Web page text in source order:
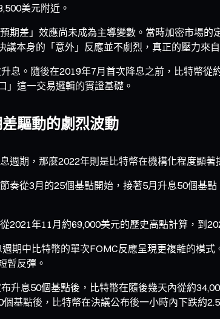
美元附近。
期差」效應尚未成為主導變數。當時加密市場
議本身的「意外」反應並不劇烈，真正的壓力來
息。隨後在2019年7月首次降息之前，比特幣
」這一交易邏輯的實證基礎。
驅動的劇烈波動
週期，那麼2022年則是比特幣在機構化程度顯
奏從3月的25個基點開始，接著5月升息50個基
2021年11月約69,000美元的歷史高點計算，到
期中比特幣的單次FOMC反應呈現更複雜的模
暫反彈。
升息50個基點後，比特幣在隨後幾天內從約
基點後，比特幣在決議公布後一小時內下跌約